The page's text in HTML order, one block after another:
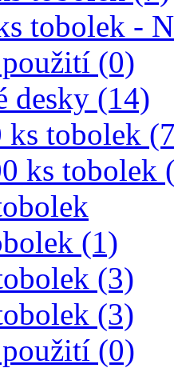
tobolek -
(0)
desky (14)
ks tobolek
ks tobolek
(1)
(3)
(3)
(0)